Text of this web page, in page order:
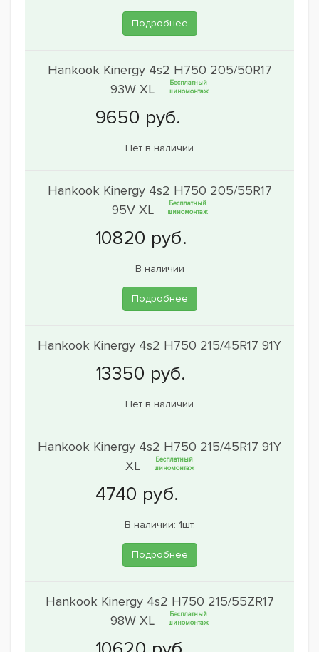
Подробнее
Hankook Kinergy 4s2 H750 205/50R17
93W XL
Бесплатный
шиномонтаж
Нет в наличии
Hankook Kinergy 4s2 H750 205/55R17
95V XL
Бесплатный
шиномонтаж
В наличии
Подробнее
Hankook Kinergy 4s2 H750 215/45R17 91Y
Нет в наличии
Hankook Kinergy 4s2 H750 215/45R17 91Y
XL
Бесплатный
шиномонтаж
В наличии: 1шт.
Подробнее
Hankook Kinergy 4s2 H750 215/55ZR17
98W XL
Бесплатный
шиномонтаж